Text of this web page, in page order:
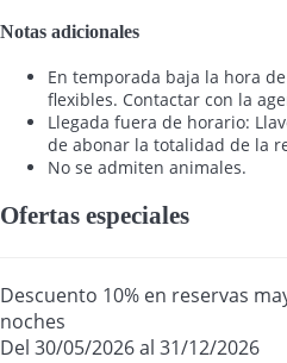
Notas adicionales
En temporada baja la hora
flexibles. Contactar con la
Llegada fuera de horario:
de abonar la totalidad de la
No se admiten animales.
Ofertas especiales
Descuento 10% en reservas
noches
Del 30/05/2026 al 31/12/2026